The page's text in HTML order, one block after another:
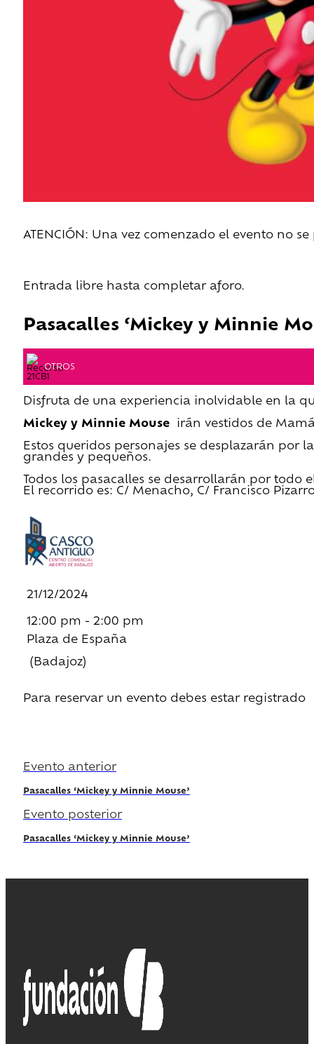
ATENCIÓN: Una vez comenzado el evento no
Entrada libre hasta completar aforo.
Pasacalles ‘Mickey y Minnie
OTROS
Disfruta de una experiencia inolvidable en la
Mickey y Minnie Mouse irán vestidos de
Estos queridos personajes se desplazarán por
grandes y pequeños.
Todos los pasacalles se desarrollarán por todo
El recorrido es: C/ Menacho, C/ Francisco
21/12/2024
12:00 pm - 2:00 pm
Plaza de España
(Badajoz)
Para reservar un evento debes estar registrado
Evento anterior
Pasacalles ‘Mickey y Minnie Mouse’
Evento posterior
Pasacalles ‘Mickey y Minnie Mouse’